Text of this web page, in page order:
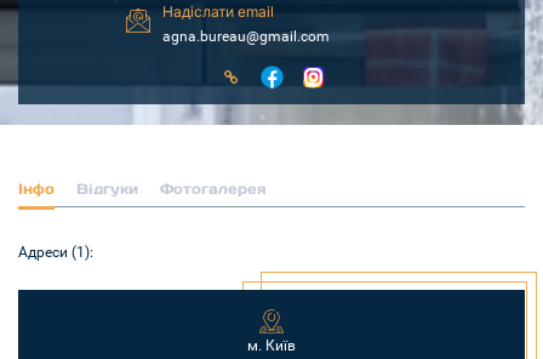
Надіслати email
agna.bureau@gmail.com
Інфо Відгуки Фотогалерея
Адреси (1):
м. Київ